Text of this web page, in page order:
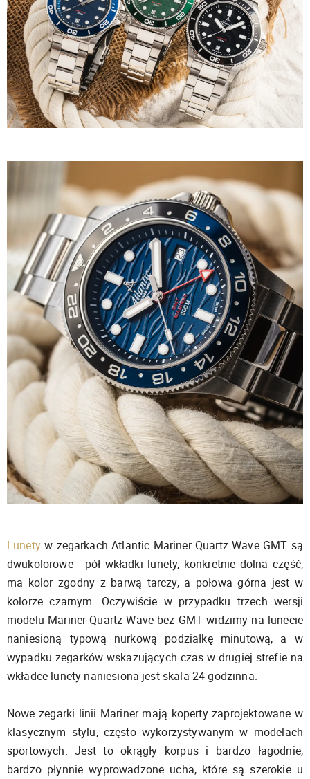
Lunetyw zegarkach Atlantic Mariner Quartz Wave GMT są
dwukolorowe - pół wkładki lunety, konkretnie dolna część,
ma kolor zgodny z barwą tarczy, a połowa górna jest w
kolorze czarnym. Oczywiście w przypadku trzech wersji
modelu Mariner Quartz Wave bez GMT widzimy na lunecie
naniesioną typową nurkową podziałkę minutową, a w
wypadku zegarków wskazujących czas w drugiej strefie na
wkładce lunety naniesiona jest skala 24-godzinna.
Nowe zegarki linii Mariner mają koperty zaprojektowane w
klasycznym stylu, często wykorzystywanym w modelach
sportowych. Jest to okrągły korpus i bardzo łagodnie,
bardzo płynnie wyprowadzone ucha, które są szerokie u